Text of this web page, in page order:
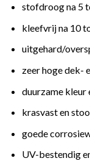
stofdroog na 5
kleefvrij na 10
uitgehard/
zeer hoge dek-
duurzame kleur
krasvast en
goede
UV-bestendig